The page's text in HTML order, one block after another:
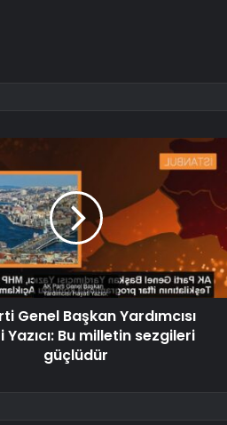
Genel Başkan Yardımcısı
Yazıcı: Bu milletin sezgileri
güçlüdür